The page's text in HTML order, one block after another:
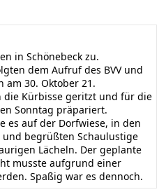
in Schönebeck zu.
dem Aufruf des BVV und
am 30. Oktober 21.
die Kürbisse geritzt und für die
Sonntag präpariert.
es auf der Dorfwiese, in den
begrüßten Schaulustige
Lächeln. Der geplante
musste aufgrund einer
Spaßig war es dennoch.